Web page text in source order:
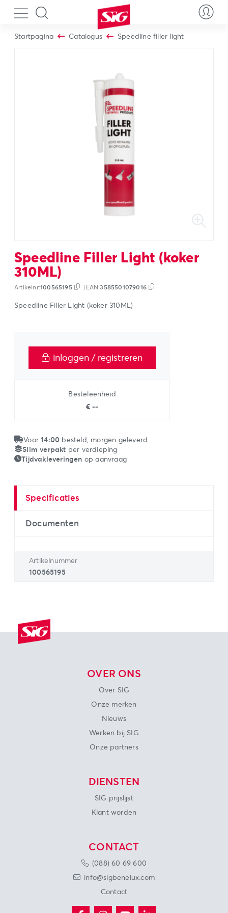
Startpagina Catalogus Speedline filler light
Speedline Filler Light (koker
310ML)
Artikelnr:100565195 | EAN:3585501079016
Speedline Filler Light (koker 310ML)
inloggen / registreren
Besteleenheid
€ --
Voor14:00 besteld, morgen geleverd
Slim verpakt per verdieping
Tijdvakleveringen op aanvraag
Specificaties
Documenten
Artikelnummer
100565195
OVER ONS
Over SIG
Onze merken
Nieuws
Werken bij SIG
Onze partners
DIENSTEN
SIG prijslijst
Klant worden
CONTACT
(088) 60 69 600
info@sigbenelux.com
Contact